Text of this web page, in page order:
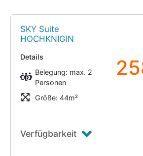
SKY Suite
HOCHKNIGIN
Details
Belegung: max. 2
Personen
Größe: 44m²
Verfügbarkeit